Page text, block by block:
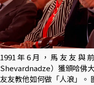
1991年6月，馬友友與
Shevardnadze）獲頒哈佛
友友教他如何做「人浪」。